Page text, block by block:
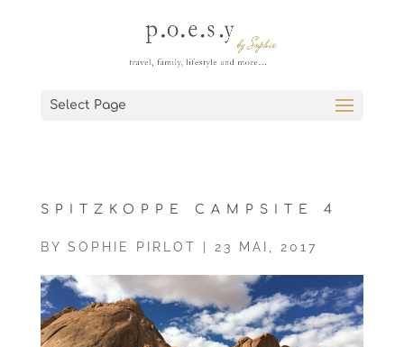
Select Page
SPITZKOPPE CAMPSITE 4
BY SOPHIE PIRLOT 23 MAI, 2017